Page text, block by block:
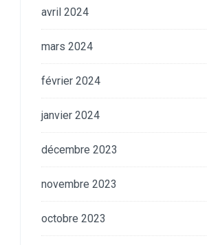
avril 2024
mars 2024
février 2024
janvier 2024
décembre 2023
novembre 2023
octobre 2023